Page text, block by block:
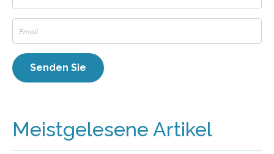
Meistgelesene Artikel